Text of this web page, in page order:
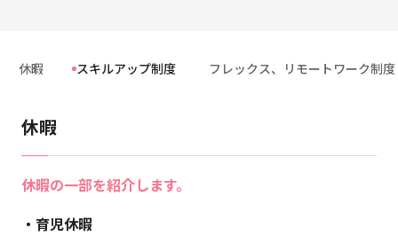
休暇 スキルアップ制度 フレックス、リモートワーク制度
休暇
休暇の一部を紹介します。
・育児休暇